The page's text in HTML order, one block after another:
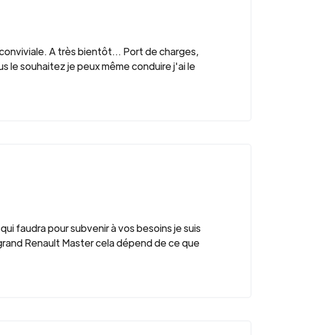
A très bientôt... Port de charges,
le souhaitez je peux même conduire j'ai le
faudra pour subvenir à vos besoins je suis
Renault Master cela dépend de ce que